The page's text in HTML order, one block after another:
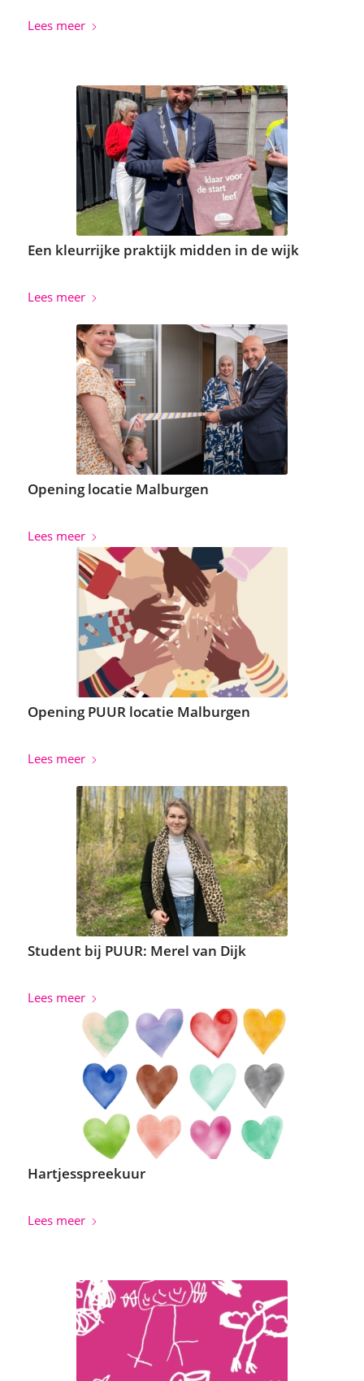
Lees meer
Een kleurrijke praktijk midden in de wijk
Lees meer
Opening locatie Malburgen
Lees meer
Opening PUUR locatie Malburgen
Lees meer
Student bij PUUR: Merel van Dijk
Lees meer
Hartjesspreekuur
Lees meer